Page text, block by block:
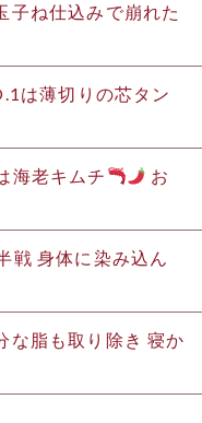
子ね仕込みで崩れた
は薄切りの芯タン
海老キムチ
お
戦 身体に染み込ん
な脂も取り除き 寝か